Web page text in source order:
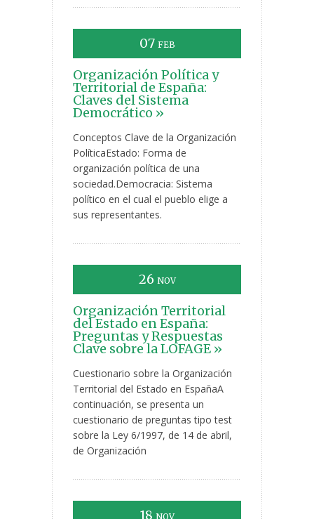
07 FEB
Organización Política y
Territorial de España:
Claves del Sistema
Democrático »
Conceptos Clave de la Organización
PolíticaEstado: Forma de
organización política de una
sociedad.Democracia: Sistema
político en el cual el pueblo elige a
sus representantes.
26 NOV
Organización Territorial
del Estado en España:
Preguntas y Respuestas
Clave sobre la LOFAGE »
Cuestionario sobre la Organización
Territorial del Estado en EspañaA
continuación, se presenta un
cuestionario de preguntas tipo test
sobre la Ley 6/1997, de 14 de abril,
de Organización
18 NOV